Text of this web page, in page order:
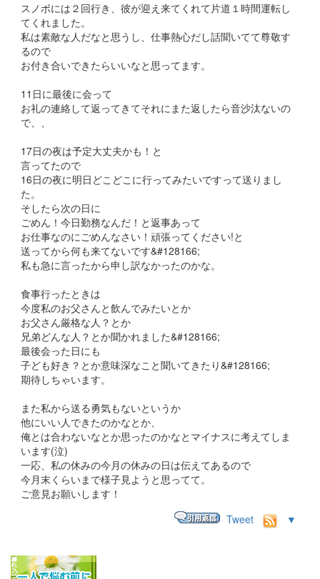
スノボには２回行き、彼が迎え来てくれて片道１時間運転し
てくれました。
私は素敵な人だなと思うし、仕事熱心だし話聞いてて尊敬す
るので
お付き合いできたらいいなと思ってます。
11日に最後に会って
お礼の連絡して返ってきてそれにまた返したら音沙汰ないの
で、、
17日の夜は予定大丈夫かも！と
言ってたので
16日の夜に明日どこどこに行ってみたいですって送りまし
た。
そしたら次の日に
ごめん！今日勤務なんだ！と返事あって
お仕事なのにごめんなさい！頑張ってください!と
送ってから何も来てないです&#128166;
私も急に言ったから申し訳なかったのかな。
食事行ったときは
今度私のお父さんと飲んでみたいとか
お父さん厳格な人？とか
兄弟どんな人？とか聞かれました&#128166;
最後会った日にも
子ども好き？とか意味深なこと聞いてきたり&#128166;
期待しちゃいます。
また私から送る勇気もないというか
他にいい人できたのかなとか、
俺とは合わないなとか思ったのかなとマイナスに考えてしま
います(泣)
一応、私の休みの今月の休みの日は伝えてあるので
今月末くらいまで様子見ようと思ってて。
ご意見お願いします！
Tweet
▼